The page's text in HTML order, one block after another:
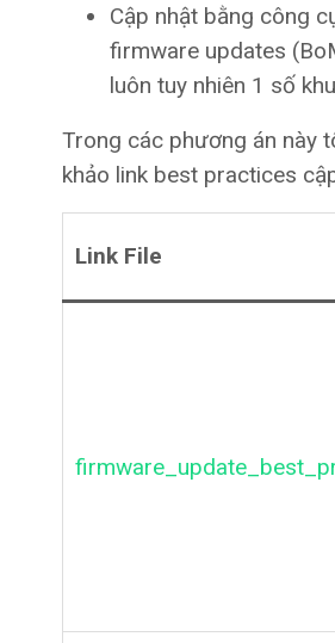
Cập nhật bằng công
firmware updates
luôn tuy nhiên 1 số
Trong các phương án này
khảo link best practices
Link File